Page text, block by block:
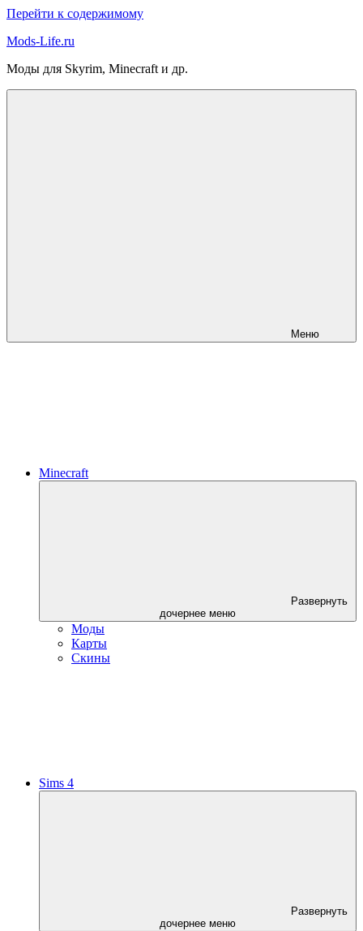
Перейти к содержимому
Mods-Life.ru
Моды для Skyrim, Minecraft и др.
Меню
Minecraft
Развернуть
дочернее меню
Моды
Карты
Скины
Sims 4
Развернуть
дочернее меню